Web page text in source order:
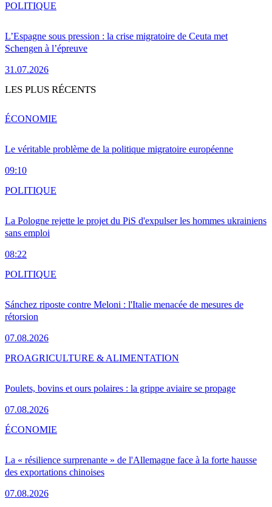
L’Espagne sous pression : la crise migratoire de Ceuta met
Schengen à l’épreuve
31.07.2026
POLITIQUE
LES PLUS RÉCENTS
Le véritable problème de la politique migratoire européenne
09:10
ÉCONOMIE
La Pologne rejette le projet du PiS d'expulser les hommes ukrainiens
sans emploi
08:22
POLITIQUE
Sánchez riposte contre Meloni : l'Italie menacée de mesures de
rétorsion
07.08.2026
POLITIQUE
Poulets, bovins et ours polaires : la grippe aviaire se propage
07.08.2026
PROAGRICULTURE & ALIMENTATION
La « résilience surprenante » de l'Allemagne face à la forte hausse
des exportations chinoises
07.08.2026
ÉCONOMIE